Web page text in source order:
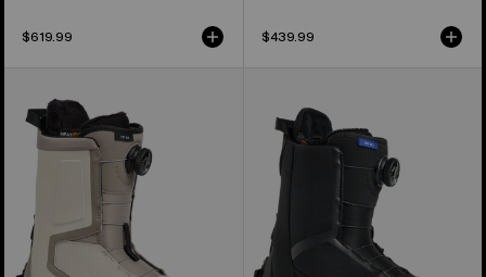
$619.99 $439.99
Bottes
neige
Highshot
Bottes
planche
neige
Waverange